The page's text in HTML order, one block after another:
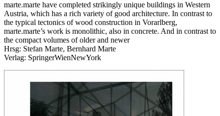
marte.marte have completed strikingly unique buildings in Western
Austria, which has a rich variety of good architecture. In contrast to
the typical tectonics of wood construction in Vorarlberg,
marte.marte’s work is monolithic, also in concrete. And in contrast to
the compact volumes of older and newer
Hrsg: Stefan Marte, Bernhard Marte
Verlag: SpringerWienNewYork